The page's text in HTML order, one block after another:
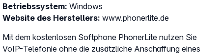
Betriebssystem: Windows
Website des Herstellers: www.phonerlite.de
Mit dem kostenlosen Softphone PhonerLite nutzen Sie
VoIP-Telefonie ohne die zusätzliche Anschaffung eines